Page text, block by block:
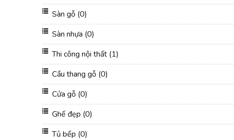
Sàn gỗ (0)
Sàn nhựa (0)
Thi công nội thất (1)
Cầu thang gỗ (0)
Cửa gỗ (0)
Ghế đẹp (0)
Tủ bếp (0)